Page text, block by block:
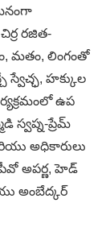
రజిత-
మతం, లింగంతో
స్వేచ్ఛ, హక్కుల
ఉప
స్వప్న-ప్రేమ్
అధికారులు
అపర్ణ, హెడ్
అంబేద్కర్